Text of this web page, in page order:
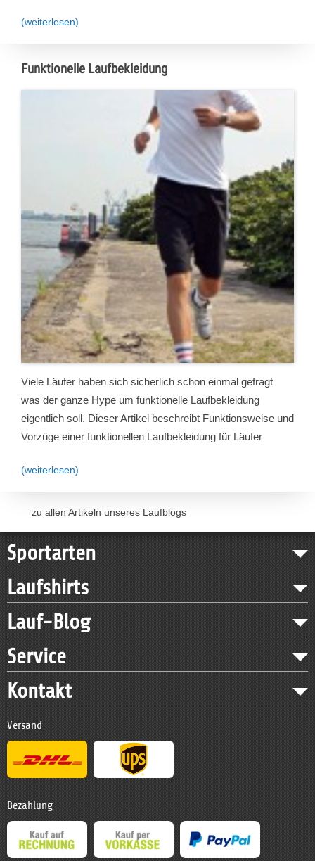
(weiterlesen)
Funktionelle Laufbekleidung
Viele Läufer haben sich sicherlich schon einmal gefragt
was der ganze Hype um funktionelle Laufbekleidung
eigentlich soll. Dieser Artikel beschreibt Funktionsweise und
Vorzüge einer funktionellen Laufbekleidung für Läufer
(weiterlesen)
zu allen Artikeln unseres Laufblogs
Sportarten
Laufshirts
Lauf-Blog
Service
Kontakt
Versand
Bezahlung